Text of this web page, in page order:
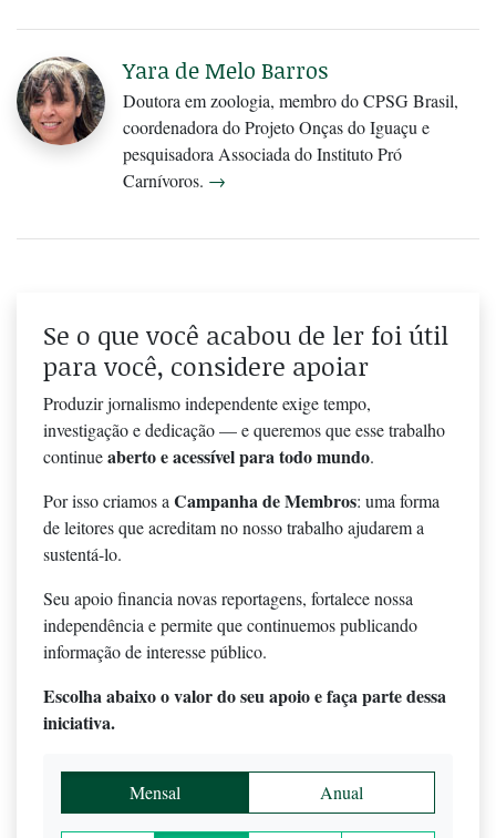
Yara de Melo Barros
Doutora em zoologia, membro do CPSG Brasil,
coordenadora do Projeto Onças do Iguaçu e
pesquisadora Associada do Instituto Pró
Carnívoros. →
Se o que você acabou de ler foi útil
para você, considere apoiar
Produzir jornalismo independente exige tempo,
investigação e dedicação — e queremos que esse trabalho
continueaberto e acessível para todo mundo.
Por isso criamos a Campanha de Membros: uma forma
de leitores que acreditam no nosso trabalho ajudarem a
sustentá-lo.
Seu apoio financia novas reportagens, fortalece nossa
independência e permite que continuemos publicando
informação de interesse público.
Escolha abaixo o valor do seu apoio e faça parte dessa
iniciativa.
Mensal Anual